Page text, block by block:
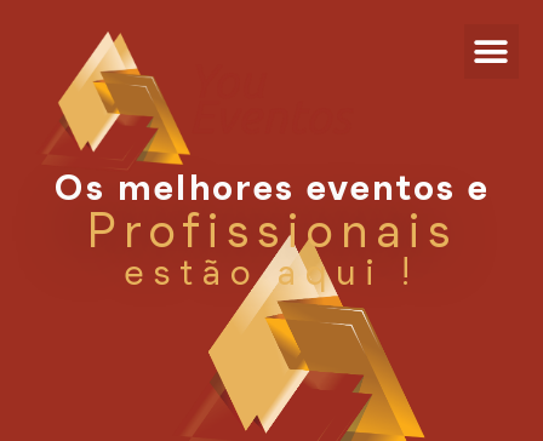
Os melhores eventos e
Profissionais
estão aqui !